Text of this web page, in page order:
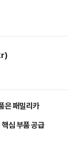
패밀리카
심 부품 공급